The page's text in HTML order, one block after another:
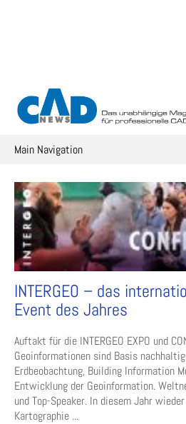
Main Navigation
INTERGEO – das
Event des Jahres
Auftakt für die INTERGEO EXPO und
Geoinformationen sind Basis
Erdbeobachtung, Building Information
Entwicklung der Geoinformation.
und Top-Speaker. In diesem Jahr
Kartographie ...